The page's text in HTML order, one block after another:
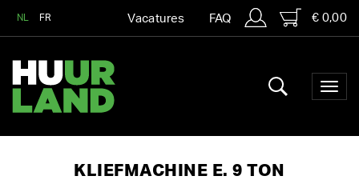
NL FR Vacatures FAQ € 0,00
KLIEFMACHINE E. 9 TON